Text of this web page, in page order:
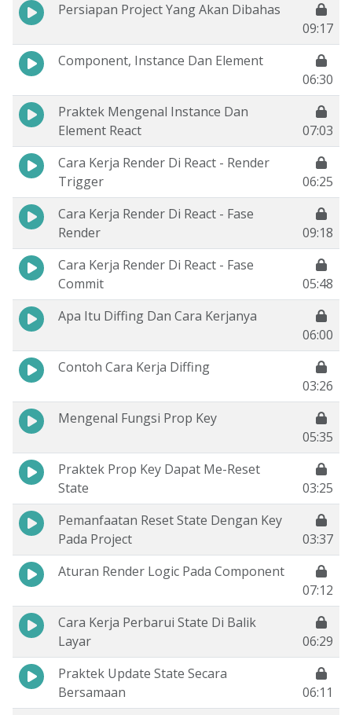
Persiapan Project Yang Akan Dibahas
09:17
Component, Instance Dan Element
06:30
Praktek Mengenal Instance Dan
Element React
07:03
Cara Kerja Render Di React - Render
Trigger
06:25
Cara Kerja Render Di React - Fase
Render
09:18
Cara Kerja Render Di React - Fase
Commit
05:48
Apa Itu Diffing Dan Cara Kerjanya
06:00
Contoh Cara Kerja Diffing
03:26
Mengenal Fungsi Prop Key
05:35
Praktek Prop Key Dapat Me-Reset
State
03:25
Pemanfaatan Reset State Dengan Key
Pada Project
03:37
Aturan Render Logic Pada Component
07:12
Cara Kerja Perbarui State Di Balik
Layar
06:29
Praktek Update State Secara
Bersamaan
06:11